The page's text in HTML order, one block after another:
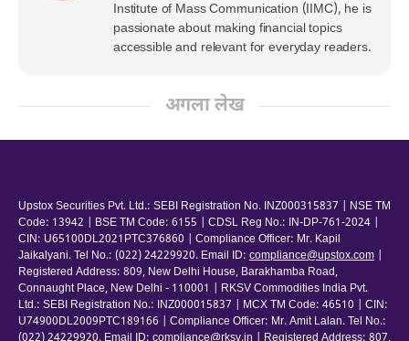
Institute of Mass Communication (IIMC), he is
passionate about making financial topics
accessible and relevant for everyday readers.
अगला लेख
Upstox Securities Pvt. Ltd.: SEBI Registration No. INZ000315837 | NSE TM
Code: 13942 | BSE TM Code: 6155 | CDSL Reg No.: IN-DP-761-2024 |
CIN: U65100DL2021PTC376860 | Compliance Officer: Mr. Kapil
Jaikalyani. Tel No.: (022) 24229920. Email ID: compliance@upstox.com
Registered Address: 809, New Delhi House, Barakhamba Road,
Connaught Place, New Delhi - 110001 | RKSV Commodities India Pvt.
Ltd.: SEBI Registration No.: INZ000015837 | MCX TM Code: 46510 | CIN:
U74900DL2009PTC189166 | Compliance Officer: Mr. Amit Lalan. Tel No.: